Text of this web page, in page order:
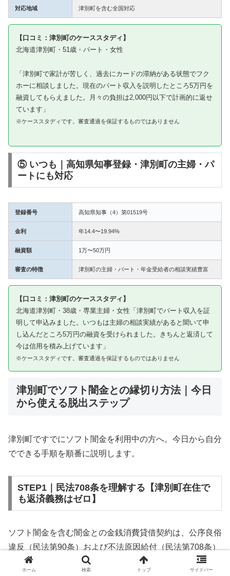
対応地域 津別町を含む全国対応
【口コミ：津別町のケーススタディ】
北海道津別町・51歳・パート・女性
「津別町で家計が苦しく、過去にカードの滞納がある状態でフク
ホーに相談しました。現在のパート収入を説明したところ5万円を
融資してもらえました。月々の負担は2,000円以下で計画的に返せ
ています」
※ケーススタディです。審査通過を保証するものではありません
⑤ いつも｜高知県知事登録・津別町の主婦・パ
ートにも対応
登録番号 高知県知事（4）第01519号
金利 年14.4〜19.94%
融資額 1万〜50万円
審査の特徴 津別町の主婦・パート・年金受給者の相談実績豊富
【口コミ：津別町のケーススタディ】
北海道津別町・38歳・専業主婦・女性「津別町でパート収入を証
明して申込みました。いつもは主婦の相談実績があると聞いて申
し込んだところ5万円の融資を受けられました。きちんと返済して
今は信用を積み上げています」
※ケーススタディです。審査通過を保証するものではありません
津別町でソフト闇金との縁切り方法｜今日
から使える脱出ステップ
津別町ですでにソフト闇金を利用中の方へ。今日から自分
でできる手順を順番に説明します。
STEP1｜民法708条を理解する【津別町在住で
も返済義務はゼロ】
ソフト闇金を含む闇金との金銭消費貸借契約は、公序良俗
違反（民法第90条）および不法原因給付（民法第708条）
に該当するため、法的には無効です。津別町在住であって
ホーム 検索 トップ サイドバー